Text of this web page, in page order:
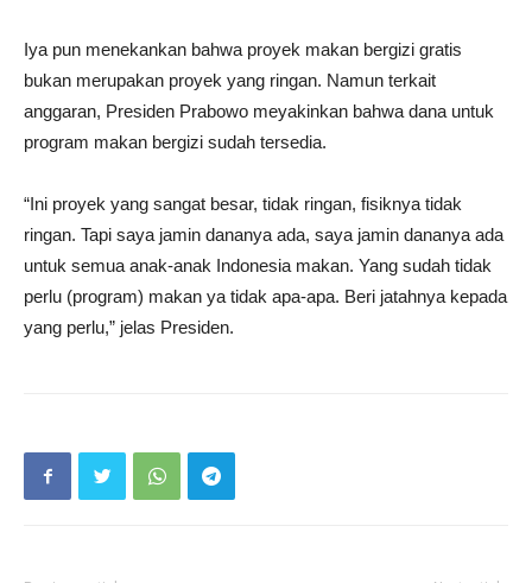
Iya pun menekankan bahwa proyek makan bergizi gratis
bukan merupakan proyek yang ringan. Namun terkait
anggaran, Presiden Prabowo meyakinkan bahwa dana untuk
program makan bergizi sudah tersedia.
“Ini proyek yang sangat besar, tidak ringan, fisiknya tidak
ringan. Tapi saya jamin dananya ada, saya jamin dananya ada
untuk semua anak-anak Indonesia makan. Yang sudah tidak
perlu (program) makan ya tidak apa-apa. Beri jatahnya kepada
yang perlu,” jelas Presiden.